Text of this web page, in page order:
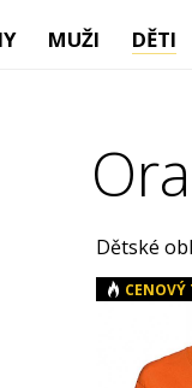
MUŽI DĚTI
Dětské
CENOVÝ